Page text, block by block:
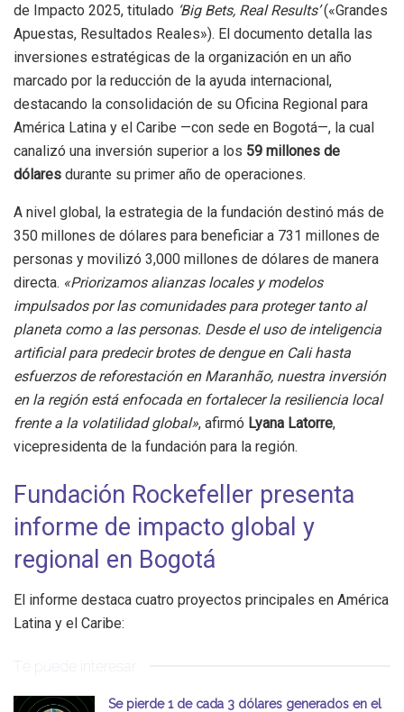
de Impacto 2025, titulado ‘Big Bets, Real Results’(«Grandes
Apuestas, Resultados Reales»). El documento detalla las
inversiones estratégicas de la organización en un año
marcado por la reducción de la ayuda internacional,
destacando la consolidación de su Oficina Regional para
América Latina y el Caribe —con sede en Bogotá—, la cual
canalizó una inversión superior a los 59 millones de
dólares durante su primer año de operaciones.
A nivel global, la estrategia de la fundación destinó más de
350 millones de dólares para beneficiar a 731 millones de
personas y movilizó 3,000 millones de dólares de manera
directa. «Priorizamos alianzas locales y modelos
impulsados por las comunidades para proteger tanto al
planeta como a las personas. Desde el uso de inteligencia
artificial para predecir brotes de dengue en Cali hasta
esfuerzos de reforestación en Maranhão, nuestra inversión
en la región está enfocada en fortalecer la resiliencia local
frente a la volatilidad global», afirmó Lyana Latorre,
vicepresidenta de la fundación para la región.
Fundación Rockefeller presenta
informe de impacto global y
regional en Bogotá
El informe destaca cuatro proyectos principales en América
Latina y el Caribe:
Te puede interesar
Se pierde 1 de cada 3 dólares generados en el